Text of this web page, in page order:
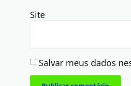
Site
Salvar meus dados